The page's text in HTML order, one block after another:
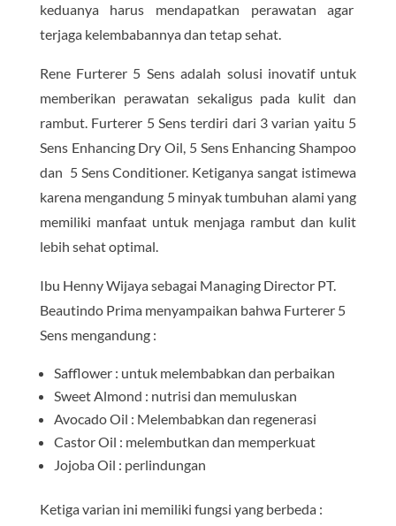
keduanya harus mendapatkan perawatan agar
terjaga kelembabannya dan tetap sehat.
Rene Furterer 5 Sens adalah solusi inovatif untuk
memberikan perawatan sekaligus pada kulit dan
rambut. Furterer 5 Sens terdiri dari 3 varian yaitu 5
Sens Enhancing Dry Oil, 5 Sens Enhancing Shampoo
dan 5 Sens Conditioner. Ketiganya sangat istimewa
karena mengandung 5 minyak tumbuhan alami yang
memiliki manfaat untuk menjaga rambut dan kulit
lebih sehat optimal.
Ibu Henny Wijaya sebagai Managing Director PT.
Beautindo Prima menyampaikan bahwa Furterer 5
Sens mengandung :
Safflower : untuk melembabkan dan perbaikan
Sweet Almond : nutrisi dan memuluskan
Avocado Oil : Melembabkan dan regenerasi
Castor Oil : melembutkan dan memperkuat
Jojoba Oil : perlindungan
Ketiga varian ini memiliki fungsi yang berbeda :